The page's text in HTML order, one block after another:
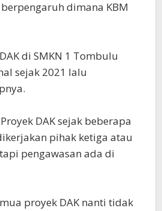
dimana KBM
di SMKN 1 Tombulu
sejak 2021 lalu
DAK sejak beberapa
pihak ketiga atau
pengawasan ada di
proyek DAK nanti tidak